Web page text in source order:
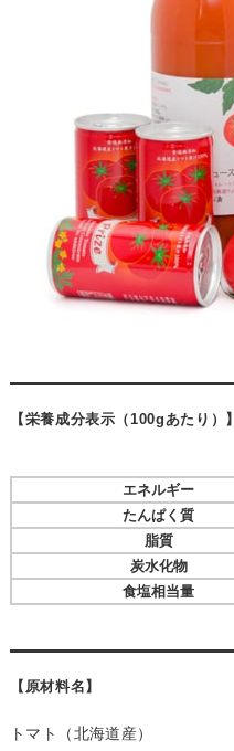
【栄養成分表示（100gあたり）】
エネルギー
たんぱく質
脂質
炭水化物
食塩相当量
【原材料名】
トマト（北海道産）